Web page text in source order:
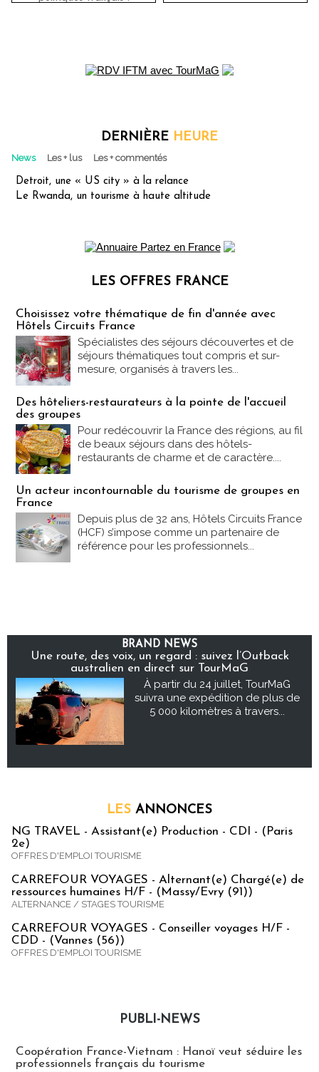
DERNIÈRE HEURE
News Les + lus Les + commentés
Detroit, une « US city » à la relance
Le Rwanda, un tourisme à haute altitude
LES OFFRES FRANCE
Choisissez votre thématique de fin d'année avec
Hôtels Circuits France
Spécialistes des séjours découvertes et de
séjours thématiques tout compris et sur-
mesure, organisés à travers les...
Des hôteliers-restaurateurs à la pointe de l'accueil
des groupes
Pour redécouvrir la France des régions, au fil
de beaux séjours dans des hôtels-
restaurants de charme et de caractère....
Un acteur incontournable du tourisme de groupes en
France
Depuis plus de 32 ans, Hôtels Circuits France
(HCF) s’impose comme un partenaire de
référence pour les professionnels...
BRAND NEWS
Une route, des voix, un regard : suivez l’Outback
australien en direct sur TourMaG
À partir du 24 juillet, TourMaG
suivra une expédition de plus de
5 000 kilomètres à travers...
LES ANNONCES
NG TRAVEL - Assistant(e) Production - CDI - (Paris
2e)
OFFRES D'EMPLOI TOURISME
CARREFOUR VOYAGES - Alternant(e) Chargé(e) de
ressources humaines H/F - (Massy/Evry (91))
ALTERNANCE / STAGES TOURISME
CARREFOUR VOYAGES - Conseiller voyages H/F -
CDD - (Vannes (56))
OFFRES D'EMPLOI TOURISME
PUBLI-NEWS
Coopération France-Vietnam : Hanoï veut séduire les
professionnels français du tourisme